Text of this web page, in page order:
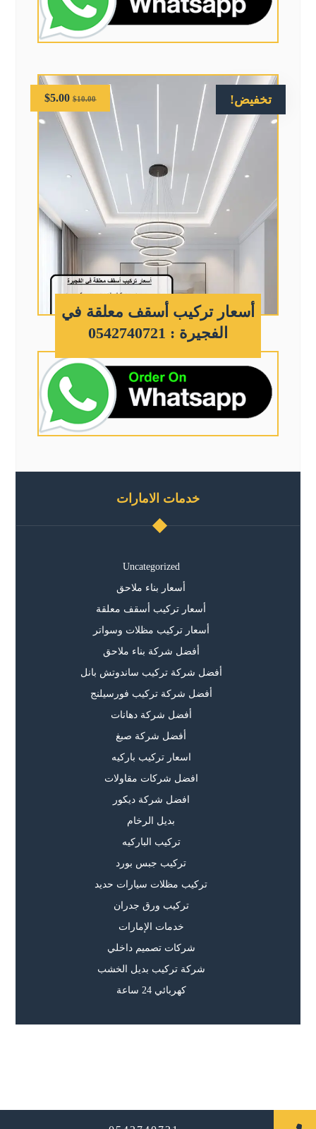
تخفيض!
أسعار تركيب أسقف معلقة في
الفجيرة : 0542740721
$10.00
$5.00
خدمات الامارات
Uncategorized
أسعار بناء ملاحق
أسعار تركيب أسقف معلقة
أسعار تركيب مظلات وسواتر
أفضل شركة بناء ملاحق
أفضل شركة تركيب ساندوتش بانل
أفضل شركة تركيب فورسيلنج
أفضل شركة دهانات
أفضل شركة صبغ
اسعار تركيب باركيه
افضل شركات مقاولات
افضل شركة ديكور
بديل الرخام
تركيب الباركيه
تركيب جبس بورد
تركيب مظلات سيارات حديد
تركيب ورق جدران
خدمات الإمارات
شركات تصميم داخلي
شركة تركيب بديل الخشب
كهربائي 24 ساعة